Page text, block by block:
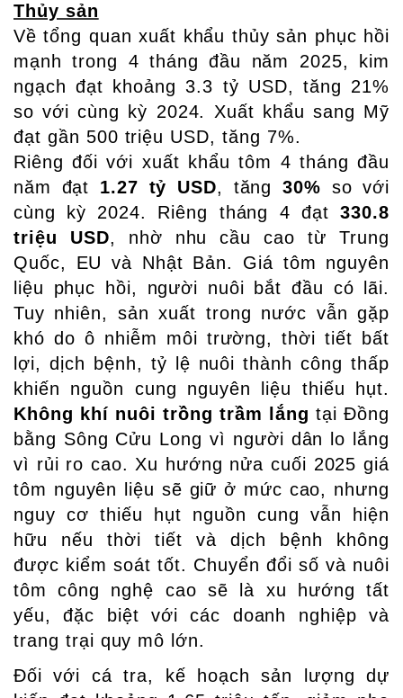
Thủy sản
Về tổng quan xuất khẩu thủy sản phục hồi
mạnh trong 4 tháng đầu năm 2025, kim
ngạch đạt khoảng 3.3 tỷ USD, tăng 21%
so với cùng kỳ 2024. Xuất khẩu sang Mỹ
đạt gần 500 triệu USD, tăng 7%.
Riêng đối với xuất khẩu tôm 4 tháng đầu
năm đạt 1.27 tỷ USD, tăng30% so với
cùng kỳ 2024. Riêng tháng 4 đạt330.8
triệu USD, nhờ nhu cầu cao từ Trung
Quốc, EU và Nhật Bản. Giá tôm nguyên
liệu phục hồi, người nuôi bắt đầu có lãi.
Tuy nhiên, sản xuất trong nước vẫn gặp
khó do ô nhiễm môi trường, thời tiết bất
lợi, dịch bệnh, tỷ lệ nuôi thành công thấp
khiến nguồn cung nguyên liệu thiếu hụt.
Không khí nuôi trồng trầm lắng tại Đồng
bằng Sông Cửu Long vì người dân lo lắng
vì rủi ro cao. Xu hướng nửa cuối 2025 giá
tôm nguyên liệu sẽ giữ ở mức cao, nhưng
nguy cơ thiếu hụt nguồn cung vẫn hiện
hữu nếu thời tiết và dịch bệnh không
được kiểm soát tốt. Chuyển đổi số và nuôi
tôm công nghệ cao sẽ là xu hướng tất
yếu, đặc biệt với các doanh nghiệp và
trang trại quy mô lớn.
Đối với cá tra, kế hoạch sản lượng dự